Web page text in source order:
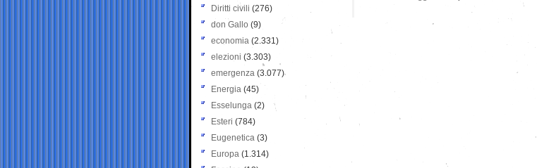
Diritti civili (276)
don Gallo (9)
economia (2.331)
elezioni (3.303)
emergenza (3.077)
Energia (45)
Esselunga (2)
Esteri (784)
Eugenetica (3)
Europa (1.314)